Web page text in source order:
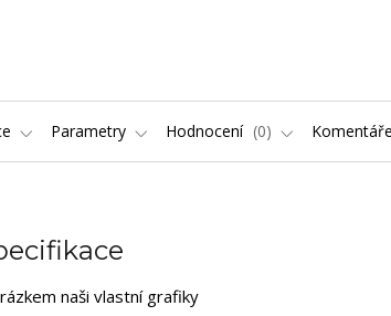
Parametry Hodnocení 0 Komentáře
naši vlastní grafiky